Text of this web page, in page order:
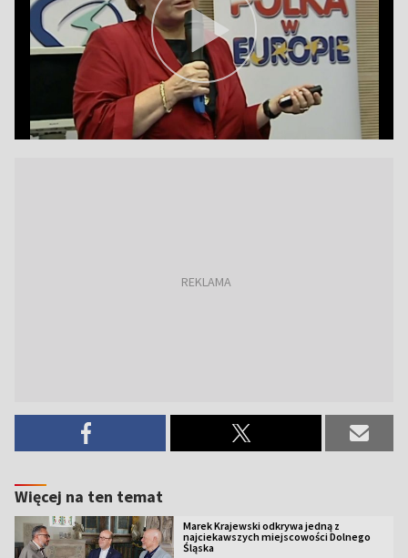
Więcej na ten temat
Marek Krajewski odkrywa jedną z
najciekawszych miejscowości Dolnego
Śląska